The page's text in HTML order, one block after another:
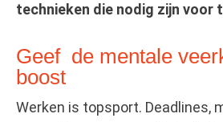
technieken die nodig zijn voor
Geef de mentale
boost
Werken is topsport. Deadlines,